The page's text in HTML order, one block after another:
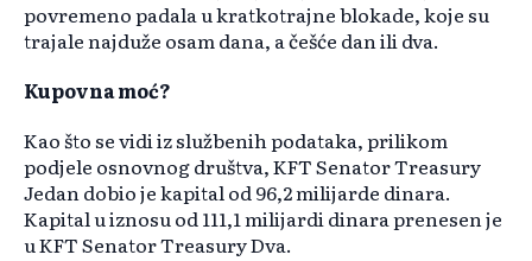
povremeno padala u kratkotrajne blokade, koje su
trajale najduže osam dana, a češće dan ili dva.
Kupovna moć?
Kao što se vidi iz službenih podataka, prilikom
podjele osnovnog društva, KFT Senator Treasury
Jedan dobio je kapital od 96,2 milijarde dinara.
Kapital u iznosu od 111,1 milijardi dinara prenesen je
u KFT Senator Treasury Dva.